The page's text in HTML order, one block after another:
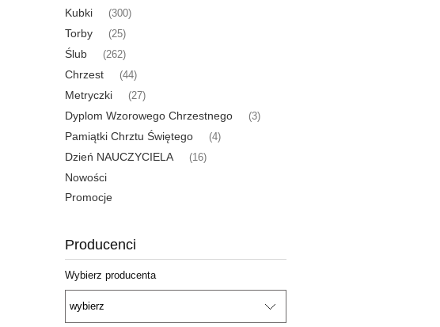
Kubki (300)
Torby (25)
Ślub (262)
Chrzest (44)
Metryczki (27)
Dyplom Wzorowego Chrzestnego (3)
Pamiątki Chrztu Świętego (4)
Dzień NAUCZYCIELA (16)
Nowości
Promocje
Producenci
Wybierz producenta